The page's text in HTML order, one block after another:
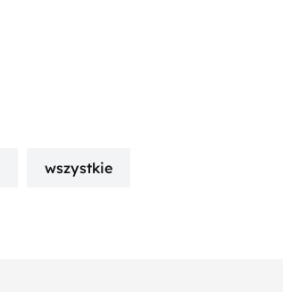
wszystkie